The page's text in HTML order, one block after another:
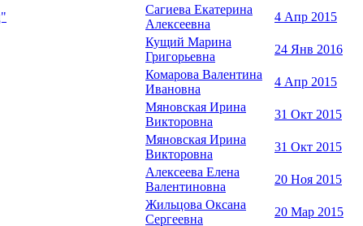
Сагиева Екатерина
Алексеевна
4 Апр 2015
Кущий Марина
Григорьевна
24 Янв 2016
Комарова Валентина
Ивановна
4 Апр 2015
Мяновская Ирина
Викторовна
31 Окт 2015
Мяновская Ирина
Викторовна
31 Окт 2015
Алексеева Елена
Валентиновна
20 Ноя 2015
Жильцова Оксана
Сергеевна
20 Мар 2015